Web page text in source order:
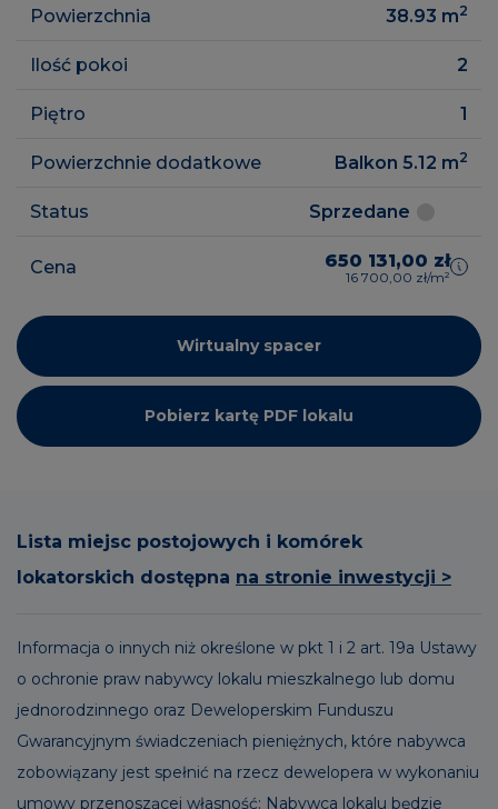
Powierzchnia 38.93 m2
Ilość pokoi 2
Piętro 1
Powierzchnie dodatkowe Balkon 5.12 m2
Status Sprzedane
Cena 650 131,00 zł
16 700,00 zł/m²
Wirtualny spacer
Pobierz kartę PDF lokalu
Lista miejsc postojowych i komórek
lokatorskich dostępna na stronie inwestycji >
Informacja o innych niż określone w pkt 1 i 2 art. 19a Ustawy
o ochronie praw nabywcy lokalu mieszkalnego lub domu
jednorodzinnego oraz Deweloperskim Funduszu
Gwarancyjnym świadczeniach pieniężnych, które nabywca
zobowiązany jest spełnić na rzecz dewelopera w wykonaniu
umowy przenoszącej własność: Nabywca lokalu będzie